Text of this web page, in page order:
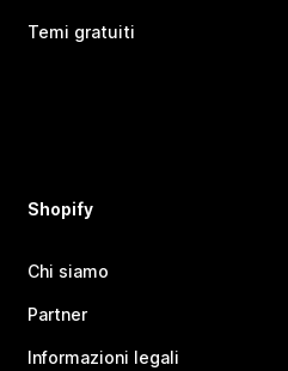
Temi gratuiti
Shopify
Chi siamo
Partner
Informazioni legali